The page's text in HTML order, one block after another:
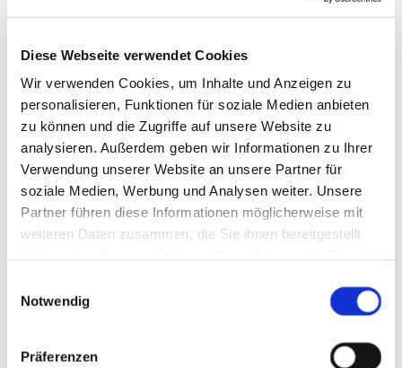
Diese Webseite verwendet Cookies
Wir verwenden Cookies, um Inhalte und Anzeigen zu
personalisieren, Funktionen für soziale Medien anbieten
zu können und die Zugriffe auf unsere Website zu
analysieren. Außerdem geben wir Informationen zu Ihrer
Verwendung unserer Website an unsere Partner für
soziale Medien, Werbung und Analysen weiter. Unsere
Partner führen diese Informationen möglicherweise mit
weiteren Daten zusammen, die Sie ihnen bereitgestellt
Notwendig
Präferenzen
Friedensgebet. Für Frieden in der Ukraine, im
Kein Gebet ist vergeben!
Bleibt behütet! Euer Steinhagener
Sonntagsvideoteam